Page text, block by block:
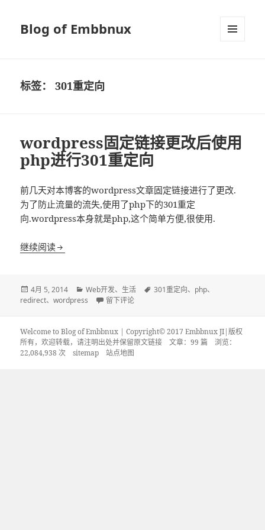
Blog of Embbnux
标签：301重定向
wordpress固定链接更改后使用
php进行301重定向
前几天对本博客的wordpress文章固定链接进行了更改.
为了防止流量的流失,使用了php下的301重定
向.wordpress本身就是php,这个简单方便,很使用.
继续阅读wordpress固定链接更改后使用php进行301重定向
发
布
4月 5, 2014
分
类
Web开发、 生活
标
301重定向、 php、
redirect、wordpress 于wordpress固定链接更改后使用php进行301重
留下评论
Welcome to Blog of Embbnux | Copyright© 2017 Embbnux JI|版权
所有，欢迎转载，请注明出处并保留原文链接 文章：99 篇 浏览：
22,084,938 次sitemap 站点地图